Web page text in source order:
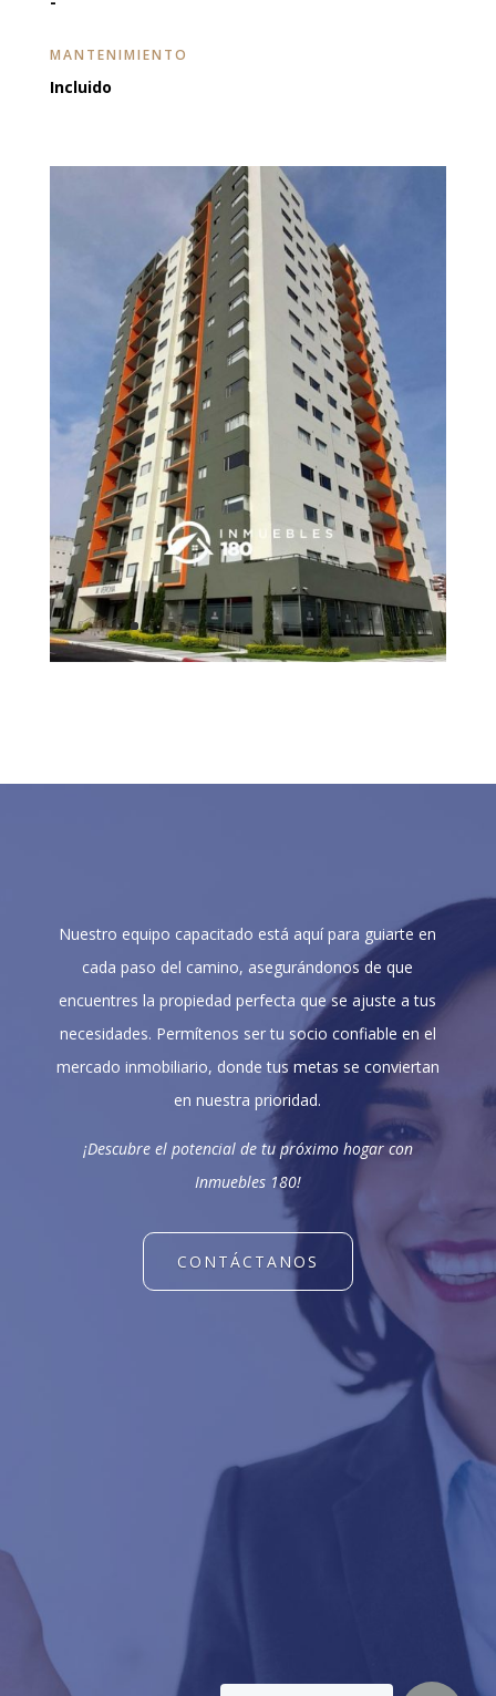
MANTENIMIENTO
Incluido
Nuestro equipo capacitado está aquí para guiarte en
cada paso del camino, asegurándonos de que
encuentres la propiedad perfecta que se ajuste a tus
necesidades. Permítenos ser tu socio confiable en el
mercado inmobiliario, donde tus metas se conviertan
en nuestra prioridad.
¡Descubre el potencial de tu próximo hogar con
Inmuebles 180!
CONTÁCTANOS